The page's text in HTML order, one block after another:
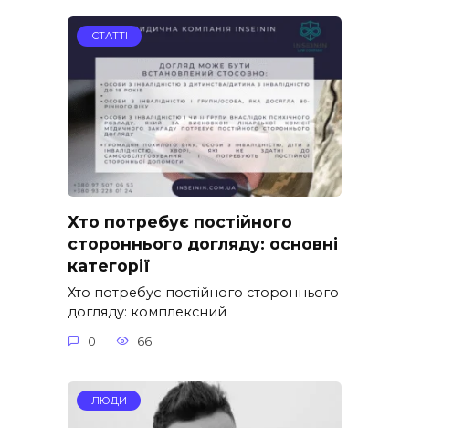
СТАТТІ
Хто потребує постійного
стороннього догляду: основні
категорії
Хто потребує постійного стороннього
догляду: комплексний
0 66
ЛЮДИ